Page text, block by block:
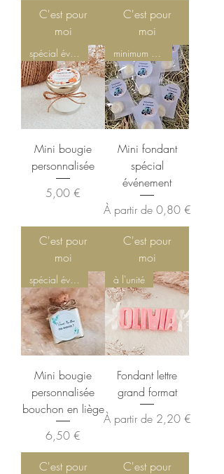
C'est pour
moi
C'est pour
moi
Mini bougie
personnalisée
Prix
5,00 €
C'est pour
moi
Mini fondant
spécial
événement
À partir de 0,80 €
Prix promotionnel
C'est pour
moi
Mini bougie
personnalisée
bouchon en liège
Prix
6,50 €
C'est pour
à l'unité
Fondant lettre
grand format
À partir de 2,20 €
Prix promotionnel
C'est pour